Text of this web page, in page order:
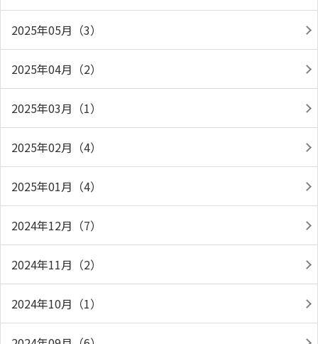
2025年05月（3）
2025年04月（2）
2025年03月（1）
2025年02月（4）
2025年01月（4）
2024年12月（7）
2024年11月（2）
2024年10月（1）